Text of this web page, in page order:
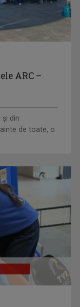
ARC –
și din
de toate, o